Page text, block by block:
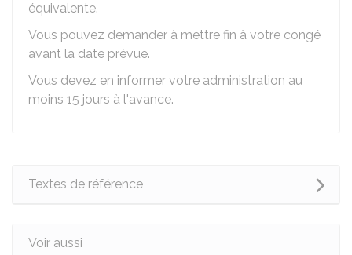
équivalente.
Vous pouvez demander à mettre fin à votre congé
avant la date prévue.
Vous devez en informer votre administration au
moins 15 jours à l'avance.
Textes de référence
Voir aussi